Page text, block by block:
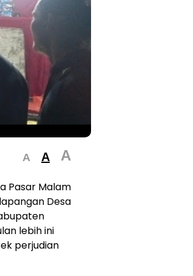
A A A
Pasar Malam
Desa
lebih ini
perjudian